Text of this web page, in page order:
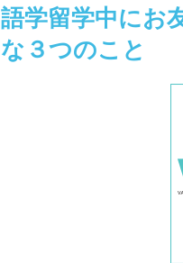
語学留学中にお
な３つのこと